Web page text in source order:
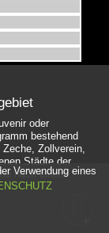
Verwendung eines
oder
bestehend
Zollverein,
Städte der
nach einem